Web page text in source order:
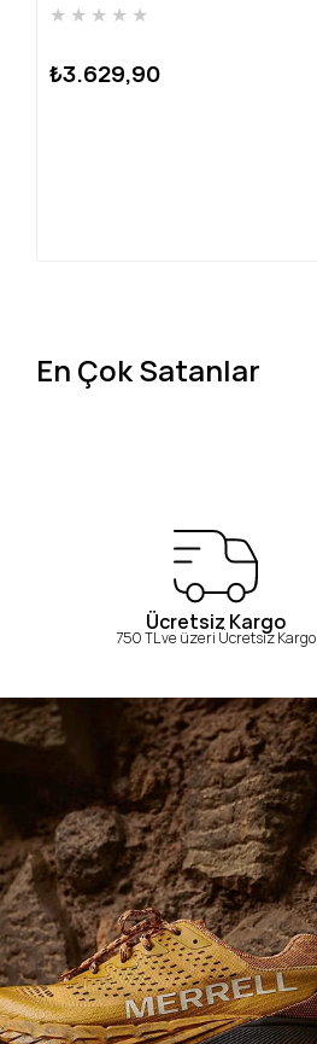
★ ★ ★ ★ ★
₺3.629,90
En Çok Satanlar
Ücretsiz Kargo
750 TL ve üzeri Ücretsiz Kargo